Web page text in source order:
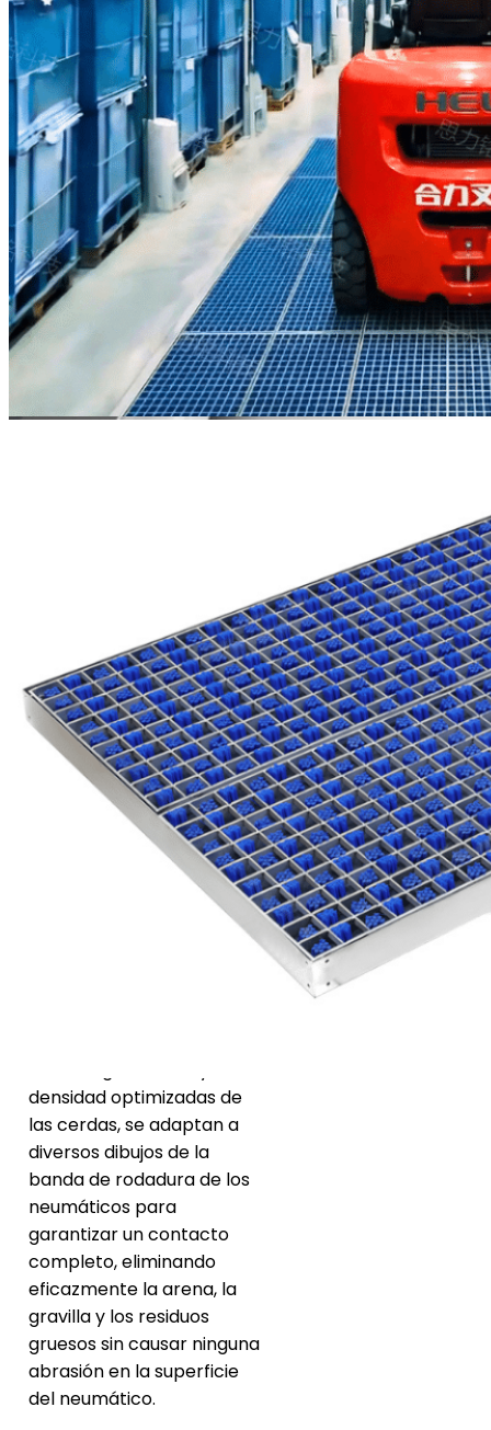
y de alta
eficiencia
Las tiras de cepillo están
fabricadas en PA66, lo que
les confiere una durabilidad
excepcional: conservan su
forma original tras 100 000
ciclos y ofrecen una vida
útil de hasta 500 000 ciclos,
densidad optimizadas de
las cerdas, se adaptan a
diversos dibujos de la
banda de rodadura de los
neumáticos para
garantizar un contacto
completo, eliminando
eficazmente la arena, la
gravilla y los residuos
gruesos sin causar ninguna
abrasión en la superficie
del neumático.